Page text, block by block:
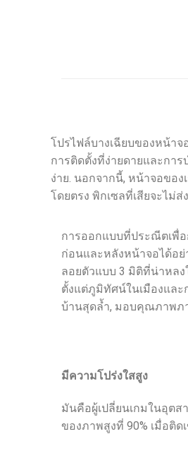
โปรไฟล์บางเฉียบของหน้าจ
การติดตั้งที่ง่ายดายและกา
ง่าย. นอกจากนี้, หน้าจอขอ
โดยตรง พิกเซลที่เสียจะไม่
การออกแบบที่ประณีตเพื่
ก่อนและหลังหน้าจอได้อ
ลอยตัวแบบ 3 มิติที่น่าหล
ตั้งแต่ภูมิทัศน์ในเมืองแล
บ้านสุดล้ำ, มอบคุณภาพภ
มีความโปร่งใสสูง
มันคือผู้เปลี่ยนเกมในอุตส
ของภาพสูงที่ 90% เมื่อติด